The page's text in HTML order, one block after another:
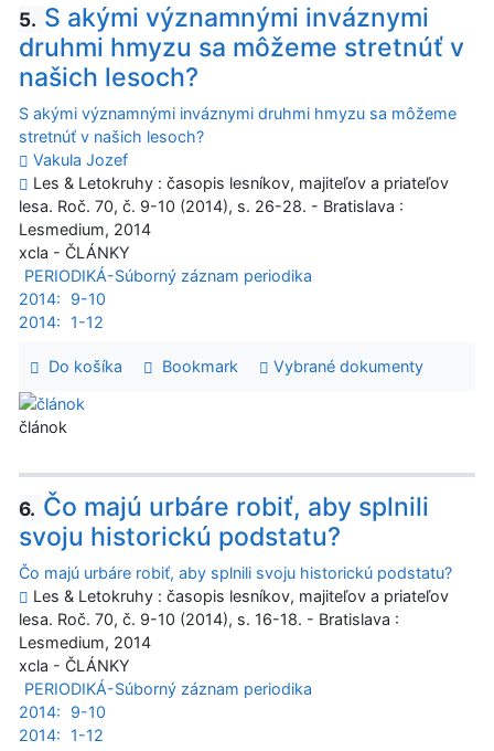
5. S akými významnými inváznymi
druhmi hmyzu sa môžeme stretnúť v
našich lesoch?
S akými významnými inváznymi druhmi hmyzu sa môžeme
stretnúť v našich lesoch?
Vakula Jozef
Les & Letokruhy : časopis lesníkov, majiteľov a priateľov
lesa. Roč. 70, č. 9-10 (2014), s. 26-28. - Bratislava :
Lesmedium, 2014
xcla - ČLÁNKY
PERIODIKÁ-Súborný záznam periodika
2014:
9-10
2014:
1-12
Do košíka Bookmark Vybrané dokumenty
článok
6. Čo majú urbáre robiť, aby splnili
svoju historickú podstatu?
Čo majú urbáre robiť, aby splnili svoju historickú podstatu?
Les & Letokruhy : časopis lesníkov, majiteľov a priateľov
lesa. Roč. 70, č. 9-10 (2014), s. 16-18. - Bratislava :
Lesmedium, 2014
xcla - ČLÁNKY
PERIODIKÁ-Súborný záznam periodika
2014:
9-10
2014:
1-12